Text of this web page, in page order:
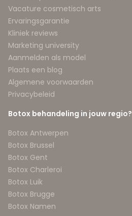
Vacature cosmetisch arts
Ervaringsgarantie
Kliniek reviews
Marketing university
Aanmelden als model
Plaats een blog
Algemene voorwaarden
Privacybeleid
Botox behandeling in jouw regio?
Botox Antwerpen
Botox Brussel
Botox Gent
Botox Charleroi
Botox Luik
Botox Brugge
Botox Namen